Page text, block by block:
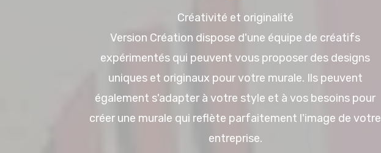
Créativité et originalité
Version Création dispose d'une équipe de créatifs
expérimentés qui peuvent vous proposer des designs
uniques et originaux pour votre murale. Ils peuvent
également s'adapter à votre style et à vos besoins pour
créer une murale qui reflète parfaitement l'image de votre
entreprise.